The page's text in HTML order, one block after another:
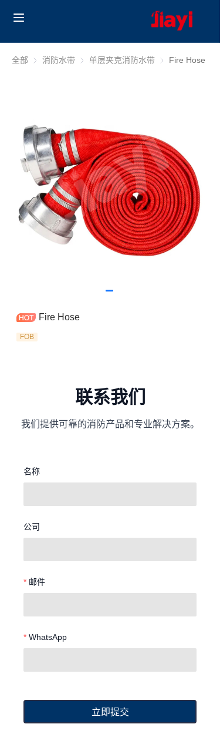
全部 消防水带 消防水带
单层夹克消防水带 单层夹克消防水带
Fire Hose
Fire Hose
FOB
联系我们
我们提供可靠的消防产品和专业解决方案。
名称
公司
邮件
WhatsApp
立即提交
博客
关于我们
联系我们